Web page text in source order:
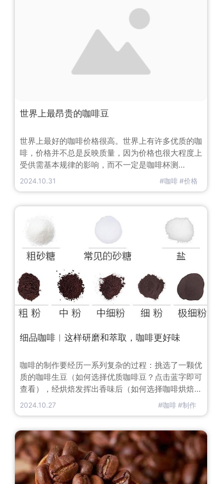
世界上最昂贵的咖啡豆
世界上最好的咖啡价格很高。世界上有许多优质的咖
啡，价格并不总是反映质量，因为价格也很大程度上
受供需基本规律的影响，而不一定是咖啡杯测
（COE专业咖啡品尝）的结果。所有最昂贵的咖啡
的设施在2016年末遭遇洪水，大量农作物被毁，由
于供应减少，这将推高本已昂贵的咖啡的
2024.10.31 #咖啡#价格
细品咖啡︱这样研磨和萃取，咖啡更好味
咖啡的制作要经历一系列复杂的过程：挑选了一颗优
质的咖啡生豆（如何选择优质咖啡豆？点击蓝字即可
查看），经烘焙发挥出香味后（如何选择咖啡烘焙程
度？点击蓝字即可查看），还要研磨成适当粗细才能
咖啡萃取则是打造一杯完美咖啡的决定性因素。那么
你知道咖啡豆怎么研磨才最合适吗？咖啡豆的研磨程
度和萃取又有何联系？了解了这些知
2024.10.27 #咖啡#制作